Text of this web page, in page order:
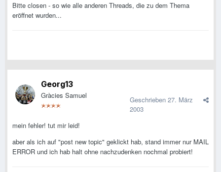
Bitte closen - so wie alle anderen Threads, die zu dem Thema
eröffnet wurden...
Georg13
Gràcies Samuel Geschrieben 27. März
2003
mein fehler! tut mir leid!
aber als ich auf "post new topic" geklickt hab, stand immer nur MAIL
ERROR und ich hab halt ohne nachzudenken nochmal probiert!